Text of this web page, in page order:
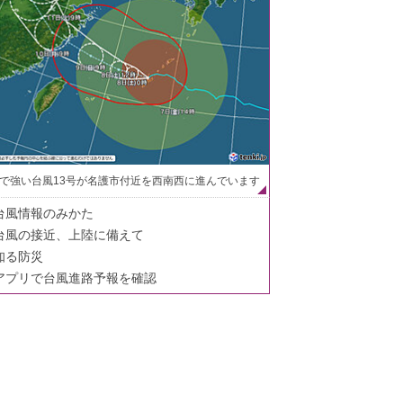
強い台風13号が名護市付近を西南西に進んでいます
風情報のみかた
風の接近、上陸に備えて
る防災
プリで台風進路予報を確認